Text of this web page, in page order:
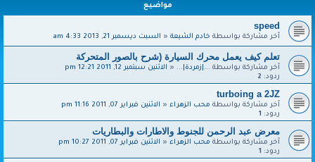
مواضيع
speed
آخر مشاركة بواسطةخادم الشيعة« السبت ديسمبر 21, 2013 4:33 am
تعلم كيف يعمل محرك السيارة (شرح بالصور المتحركة
آخر مشاركة بواسطة...|زمردة|...« الاثنين سبتمبر 12, 2011 12:21 pm
ردود: 2
turboing a 2JZ
آخر مشاركة بواسطةمحب الزهراء« الاثنين فبراير 07, 2011 11:16 pm
ردود:
معرض عبد الرحمن للجنوط والاطارات والبطاريات
آخر مشاركة بواسطةمحب الزهراء« الاثنين فبراير 07, 2011 10:27 pm
ردود: